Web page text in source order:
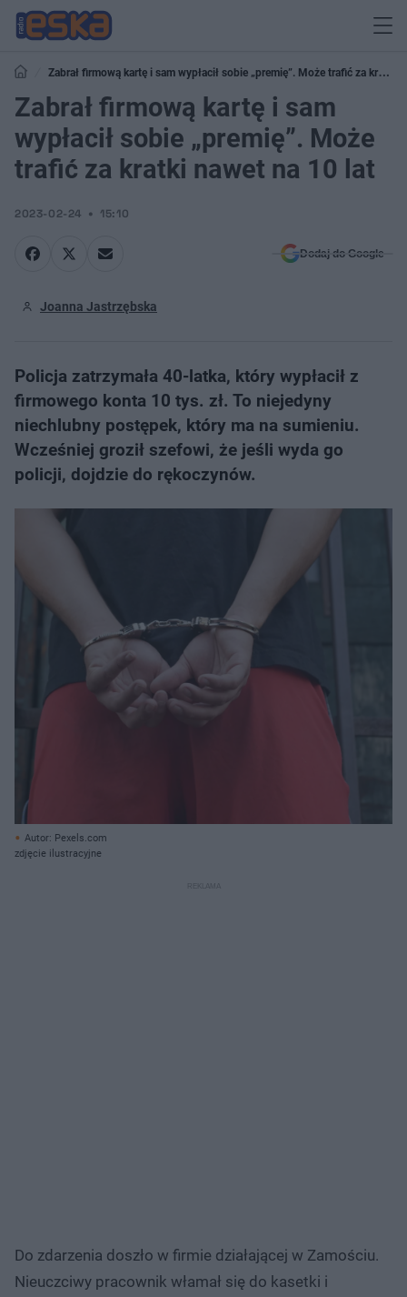
Zabrał firmową kartę i sam wypłacił sobie „premię”. Może trafić za kratki
nawet na 10 lat
Zabrał firmową kartę i sam
wypłacił sobie „premię”. Może
trafić za kratki nawet na 10 lat
2023-02-24 15:10
Dodaj do Google
Joanna Jastrzębska
Policja zatrzymała 40-latka, który wypłacił z
firmowego konta 10 tys. zł. To niejedyny
niechlubny postępek, który ma na sumieniu.
Wcześniej groził szefowi, że jeśli wyda go
policji, dojdzie do rękoczynów.
Autor: Pexels.com
zdjęcie ilustracyjne
Do zdarzenia doszło w firmie działającej w Zamościu.
Nieuczciwy pracownik włamał się do kasetki i